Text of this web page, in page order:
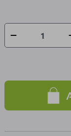
prévu pour
Debian
Ubuntu Server ou
distributions non
mise en fonctionnement de
Raspberry Pi,
port GPIO peut